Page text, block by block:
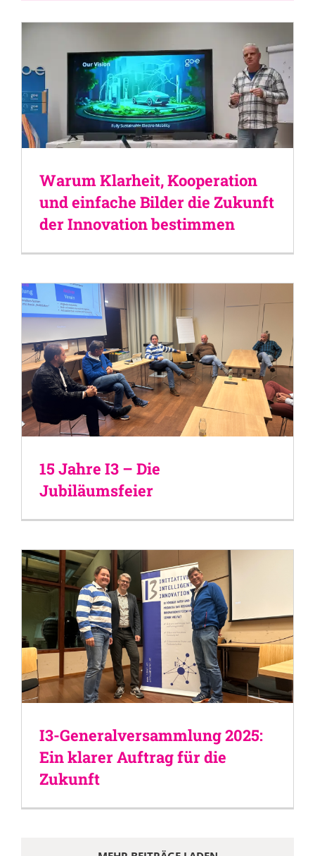
Warum Klarheit, Kooperation
und einfache Bilder die Zukunft
der Innovation bestimmen
15 Jahre I3 – Die
Jubiläumsfeier
I3-Generalversammlung 2025:
Ein klarer Auftrag für die
Zukunft